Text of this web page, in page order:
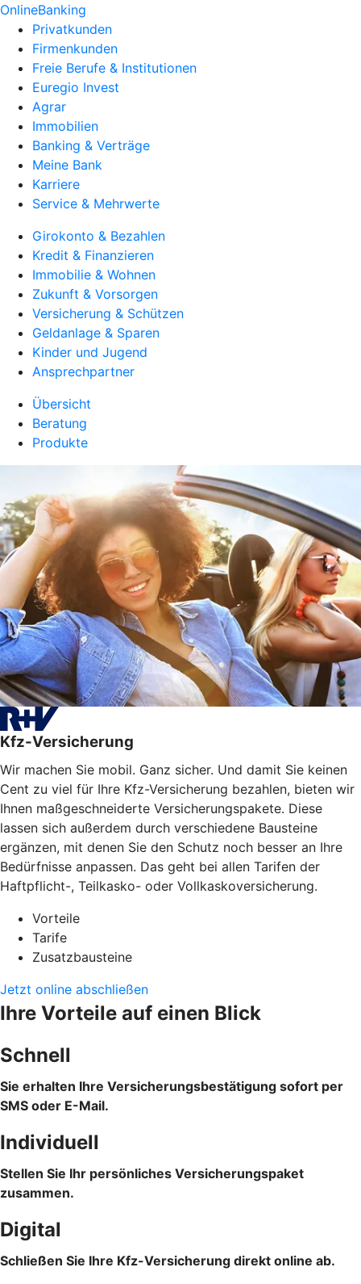
OnlineBanking
Privatkunden
Firmenkunden
Freie Berufe & Institutionen
Euregio Invest
Agrar
Immobilien
Banking & Verträge
Meine Bank
Karriere
Service & Mehrwerte
Girokonto & Bezahlen
Kredit & Finanzieren
Immobilie & Wohnen
Zukunft & Vorsorgen
Versicherung & Schützen
Geldanlage & Sparen
Kinder und Jugend
Ansprechpartner
Übersicht
Beratung
Produkte
Kfz-Versicherung
Wir machen Sie mobil. Ganz sicher. Und damit Sie keinen
Cent zu viel für Ihre Kfz-Versicherung bezahlen, bieten wir
Ihnen maßgeschneiderte Versicherungspakete. Diese
lassen sich außerdem durch verschiedene Bausteine
ergänzen, mit denen Sie den Schutz noch besser an Ihre
Bedürfnisse anpassen. Das geht bei allen Tarifen der
Haftpflicht-, Teilkasko- oder Vollkaskoversicherung.
Vorteile
Tarife
Zusatzbausteine
Jetzt online abschließen
Ihre Vorteile auf einen Blick
Schnell
Sie erhalten Ihre Versicherungsbestätigung sofort per
SMS oder E-Mail.
Individuell
Stellen Sie Ihr persönliches Versicherungspaket
zusammen.
Digital
Schließen Sie Ihre Kfz-Versicherung direkt online ab.